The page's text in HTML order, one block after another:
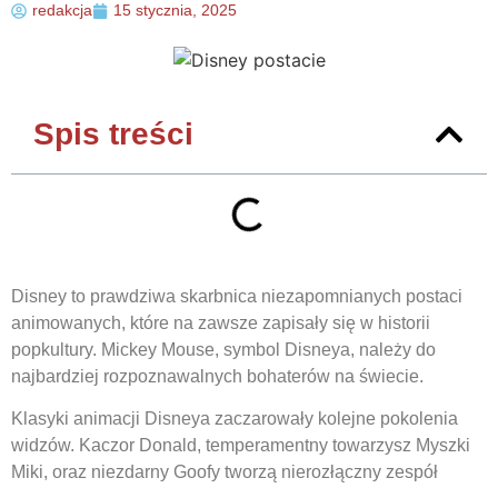
redakcja 15 stycznia, 2025
Spis treści
Disney to prawdziwa skarbnica niezapomnianych postaci
animowanych, które na zawsze zapisały się w historii
popkultury. Mickey Mouse, symbol Disneya, należy do
najbardziej rozpoznawalnych bohaterów na świecie.
Klasyki animacji Disneya zaczarowały kolejne pokolenia
widzów. Kaczor Donald, temperamentny towarzysz Myszki
Miki, oraz niezdarny Goofy tworzą nierozłączny zespół